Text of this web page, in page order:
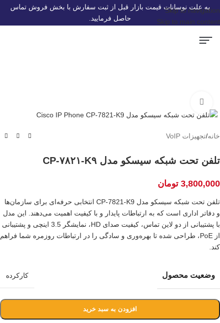
Skip to navigation
Skip to main content
به علت نوسانات قیمت بازار قبل از ثبت سفارش با بخش فروش تماس
حاصل فرمایید.
خانه/تجهیزات VoIP
تلفن تحت شبکه سیسکو مدل CP-۷۸۲۱-K۹
3,800,000 تومان
تلفن تحت شبکه سیسکو مدل CP-7821-K9 انتخابی حرفه‌ای برای سازمان‌ها
و دفاتر اداری است که به ارتباطات پایدار و با کیفیت اهمیت می‌دهند. این مدل
با پشتیبانی از دو لاین تماس، کیفیت صدای HD، نمایشگر 3.5 اینچی و پشتیبانی
از PoE، طراحی شده تا بهره‌وری و سادگی را در ارتباطات روزمره شما فراهم
کند.
وضعیت محصول کارکرده
افزودن به سبد خرید